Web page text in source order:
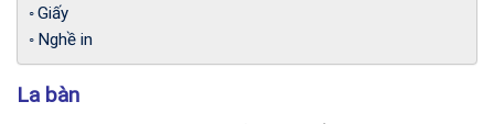
Giấy
Nghề in
La bàn